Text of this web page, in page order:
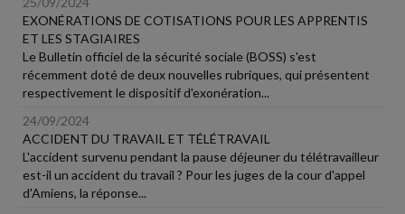
EXONÉRATIONS DE COTISATIONS POUR LES APPRENTIS
ET LES STAGIAIRES
Le Bulletin officiel de la sécurité sociale (BOSS) s'est
récemment doté de deux nouvelles rubriques, qui présentent
respectivement le dispositif d'exonération...
24/09/2024
ACCIDENT DU TRAVAIL ET TÉLÉTRAVAIL
L'accident survenu pendant la pause déjeuner du télétravailleur
est-il un accident du travail ? Pour les juges de la cour d'appel
d'Amiens, la réponse...